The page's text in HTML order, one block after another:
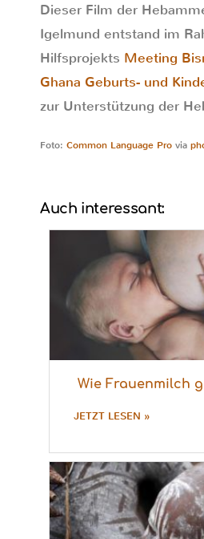
Dieser Film der
Igelmund entstand im
Hilfsprojekts Meeting
Ghana Geburts- und
zur Unterstützung der
Foto: Common Language Pro via
Auch interessant:
Wie Frauenmilch
JETZT LESEN »